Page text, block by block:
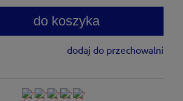
do koszyka
dodaj do przechowalni